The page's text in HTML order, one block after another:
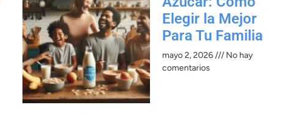
Elegir la Mejor
Para Tu Familia
mayo 2, 2026
No hay
comentarios